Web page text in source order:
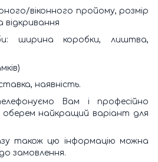
віконного пройому, розмір
ширина коробки, лиштва,
наявність.
Вам і професійно
найкращий варіант для
також цю інформацію можна
замовлення.